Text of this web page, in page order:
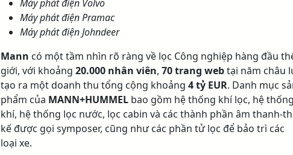
Máy phát điện Volvo
Máy phát điện Pramac
Máy phát điện Johndeer
Mann có một tầm nhìn rõ ràng về lọc Công nghiệp hàng đầu
giới, với khoảng 20.000 nhân viên, 70 trang webtại năm châu
tạo ra một doanh thu tổng cộng khoảng 4 tỷ EUR. Danh mục
phẩm của MANN+HUMMEL bao gồm hệ thống khí lọc, hệ
khí, hệ thống lọc nước, lọc cabin và các thành phần âm thanh-
kế được gọi symposer, cũng như các phần tử lọc để bảo trì các
loại xe.